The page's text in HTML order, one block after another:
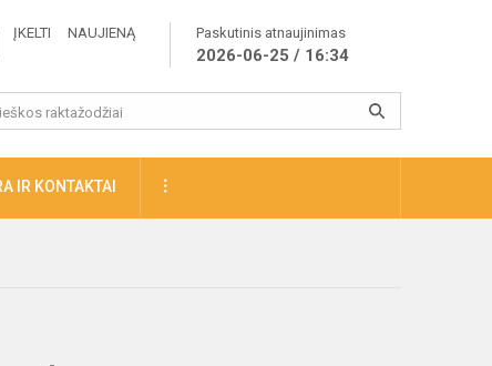
ĮKELTI NAUJIENĄ Paskutinis atnaujinimas
2026-06-25 / 16:34
IR KONTAKTAI